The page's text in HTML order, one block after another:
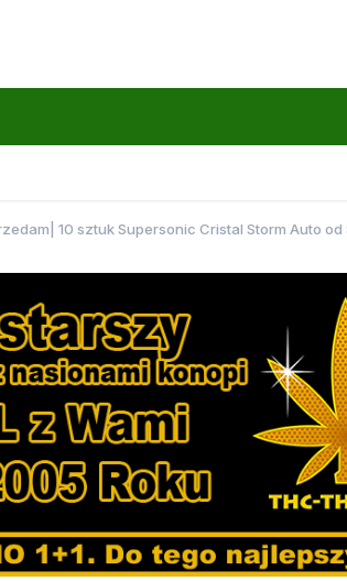
10 sztuk Supersonic Cristal Storm Auto